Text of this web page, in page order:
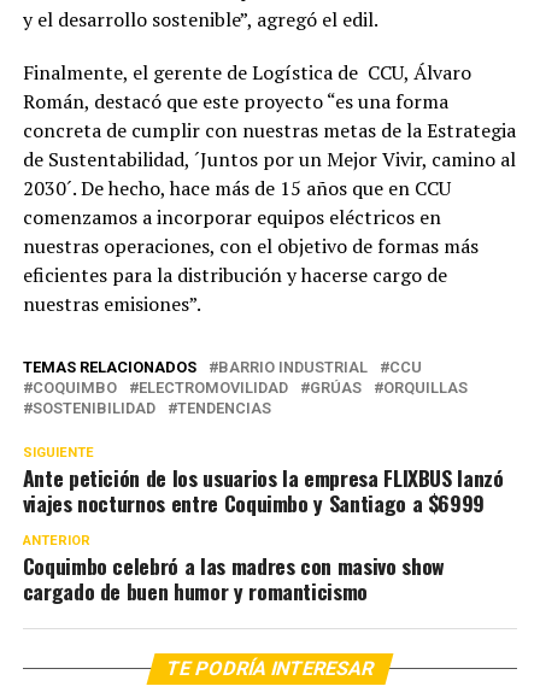
y el desarrollo sostenible”, agregó el edil.
Finalmente, el gerente de Logística de CCU, Álvaro
Román, destacó que este proyecto “es una forma
concreta de cumplir con nuestras metas de la Estrategia
de Sustentabilidad, ´Juntos por un Mejor Vivir, camino al
2030´. De hecho, hace más de 15 años que en CCU
comenzamos a incorporar equipos eléctricos en
nuestras operaciones, con el objetivo de formas más
eficientes para la distribución y hacerse cargo de
nuestras emisiones”.
TEMAS RELACIONADOS BARRIO INDUSTRIAL
CCU
COQUIMBO
ELECTROMOVILIDAD GRÚAS
ORQUILLAS
SOSTENIBILIDAD
TENDENCIAS
SIGUIENTE
Ante petición de los usuarios la empresa FLIXBUS lanzó
viajes nocturnos entre Coquimbo y Santiago a $6999
ANTERIOR
Coquimbo celebró a las madres con masivo show
cargado de buen humor y romanticismo
TE PODRÍA INTERESAR